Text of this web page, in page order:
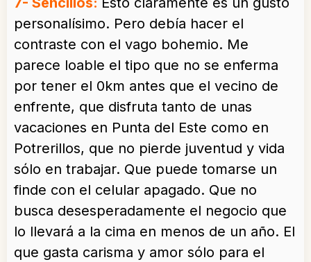
personalísimo. Pero debía hacer el
contraste con el vago bohemio. Me
parece loable el tipo que no se enferma
por tener el 0km antes que el vecino de
enfrente, que disfruta tanto de unas
vacaciones en Punta del Este como en
Potrerillos, que no pierde juventud y vida
sólo en trabajar. Que puede tomarse un
finde con el celular apagado. Que no
busca desesperadamente el negocio que
lo llevará a la cima en menos de un año. El
que gasta carisma y amor sólo para el